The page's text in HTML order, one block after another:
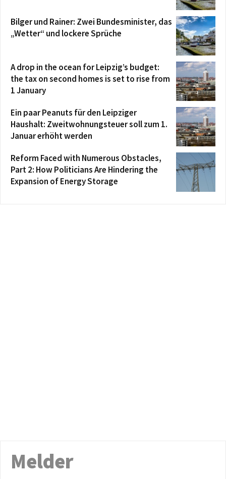
Bilger und Rainer: Zwei Bundesminister, das
„Wetter“ und lockere Sprüche
A drop in the ocean for Leipzig’s budget:
the tax on second homes is set to rise from
1 January
Ein paar Peanuts für den Leipziger
Haushalt: Zweitwohnungsteuer soll zum 1.
Januar erhöht werden
Reform Faced with Numerous Obstacles,
Part 2: How Politicians Are Hindering the
Expansion of Energy Storage
Melder